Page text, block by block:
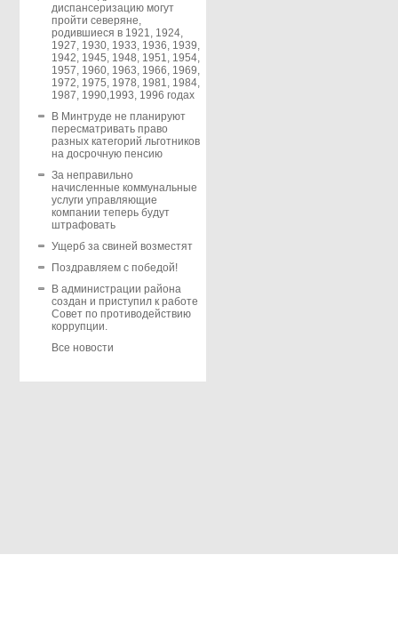
диспансеризацию могут
пройти северяне,
родившиеся в 1921, 1924,
1927, 1930, 1933, 1936, 1939,
1942, 1945, 1948, 1951, 1954,
1957, 1960, 1963, 1966, 1969,
1972, 1975, 1978, 1981, 1984,
1987, 1990,1993, 1996 годах
В Минтруде не планируют
пересматривать право
разных категорий льготников
на досрочную пенсию
За неправильно
начисленные коммунальные
услуги управляющие
компании теперь будут
штрафовать
Ущерб за свиней возместят
Поздравляем с победой!
В администрации района
создан и приступил к работе
Совет по противодействию
коррупции.
Все новости